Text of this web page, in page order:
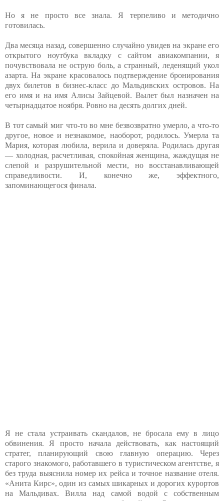
Но я не просто все знала. Я терпеливо и методично
готовилась.
Два месяца назад, совершенно случайно увидев на экране его
открытого ноутбука вкладку с сайтом авиакомпании, я
почувствовала не острую боль, а странный, леденящий укол
азарта. На экране красовалось подтверждение бронирования
двух билетов в бизнес-класс до Мальдивских островов. На
его имя и на имя Алисы Зайцевой. Вылет был назначен на
четырнадцатое ноября. Ровно на десять долгих дней.
В тот самый миг что-то во мне безвозвратно умерло, а что-то
другое, новое и незнакомое, наоборот, родилось. Умерла та
Мария, которая любила, верила и доверяла. Родилась другая
— холодная, расчетливая, спокойная женщина, жаждущая не
слепой и разрушительной мести, но восстанавливающей
справедливости. И, конечно же, эффектного,
запоминающегося финала.
Я не стала устраивать скандалов, не бросала ему в лицо
обвинения. Я просто начала действовать, как настоящий
стратег, планирующий свою главную операцию. Через
старого знакомого, работавшего в туристическом агентстве, я
без труда выяснила номер их рейса и точное название отеля.
«Анита Кирс», один из самых шикарных и дорогих курортов
на Мальдивах. Вилла над самой водой с собственным